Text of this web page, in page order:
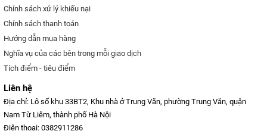
Chính sách xử lý khiếu nại
Chính sách thanh toán
Hướng dẫn mua hàng
Nghĩa vụ của các bên trong mỗi giao dịch
Tích điểm - tiêu điểm
Liên hệ
Địa chỉ: Lô số khu 33BT2, Khu nhà ở Trung Văn, phường Trung Văn, quận
Nam Từ Liêm, thành phố Hà Nội
Điện thoại: 0382911286